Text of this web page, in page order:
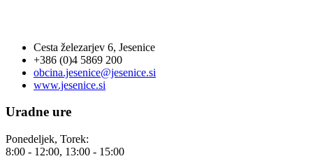
Cesta železarjev 6, Jesenice
+386 (0)4 5869 200
obcina.jesenice@jesenice.si
www.jesenice.si
Uradne ure
Ponedeljek, Torek:
8:00 - 12:00, 13:00 - 15:00